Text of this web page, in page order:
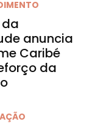
da
anuncia
Caribé
da